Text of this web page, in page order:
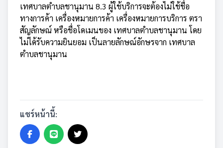
เทศบาลตำบลชานุมาน 8.3 ผู้ใช้บริการจะต้องไม่ใช้ชื่อ
ทางการค้า เครื่องหมายการค้า เครื่องหมายการบริการ ตรา
สัญลักษณ์ หรือชื่อโดเมนของ เทศบาลตำบลชานุมาน โดย
ไม่ได้รับความยินยอม เป็นลายลักษณ์อักษรจาก เทศบาล
ตำบลชานุมาน
แชร์หน้านี้: